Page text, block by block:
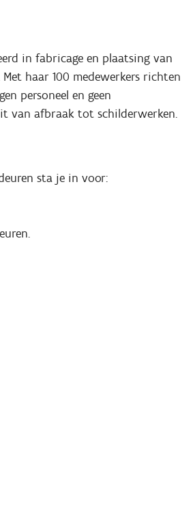
in fabricage en plaatsing van
haar 100 medewerkers richten
personeel en geen
van afbraak tot schilderwerken.
sta je in voor: